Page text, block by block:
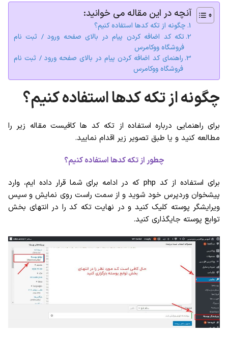
آنچه در این مقاله می خوانید:
چگونه از تکه کدها استفاده کنیم؟
تکه کد اضافه کردن پیام در بالای صفحه ورود / ثبت نام
فروشگاه ووکامرس
راهنمای کد اضافه کردن پیام در بالای صفحه ورود / ثبت نام
فروشگاه ووکامرس
چگونه از تکه کدها استفاده کنیم؟
برای راهنمایی درباره استفاده از تکه کد ها کافیست مقاله زیر را
مطالعه کنید و یا طبق تصویر زیر اقدام نمایید.
چطور از تکه کدها استفاده کنیم؟
برای استفاده از کد php که در ادامه برای شما قرار داده ایم، وارد
پیشخوان وردپرس خود شوید و از سمت راست روی نمایش و سپس
ویرایشگر پوسته کلیک کنید و در نهایت تکه کد را در انتهای بخش
توابع پوسته جایگذاری کنید.